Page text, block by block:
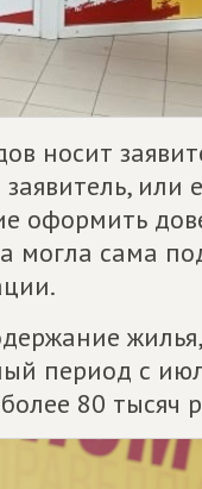
носит
или
оформить
могла сама
период с
80 тысяч